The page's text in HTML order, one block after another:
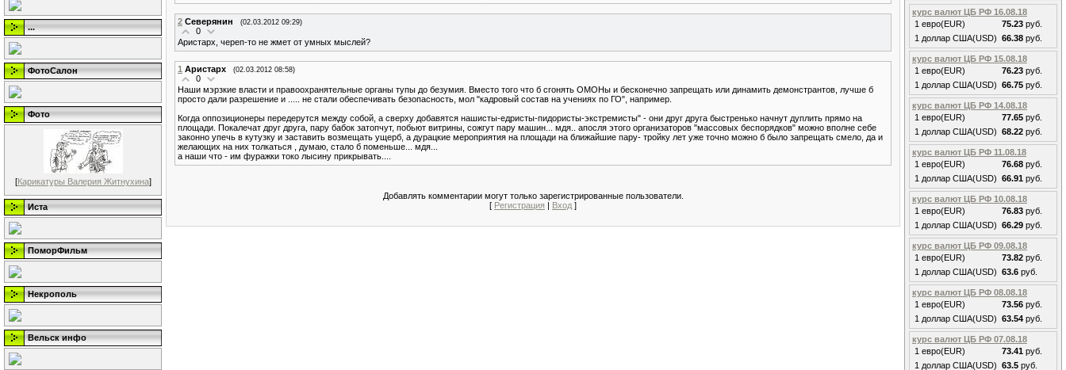
...
ФотоСалон
Фото
[Карикатуры Валерия Житнухина]
Иста
ПоморФильм
Некрополь
Вельск инфо
2 Северянин (02.03.2012 09:29)
0
Аристарх, череп-то не жмет от умных мыслей?
1 Аристарх (02.03.2012 08:58)
0
Наши мэрзкие власти и правоохранятельные органы тупы до безумия. Вместо того что б сгонять ОМОНы и бесконечно запрещать или динамить демонстрантов, лучше б
просто дали разрешение и ..... не стали обеспечивать безопасность, мол "кадровый состав на учениях по ГО", например.
Когда оппозиционеры передерутся между собой, а сверху добавятся нашисты-едристы-пидористы-экстремисты" - они друг друга быстренько начнут дуплить прямо на
площади. Покалечат друг друга, пару бабок затопчут, побьют витрины, сожгут пару машин... мдя.. апосля этого организаторов "массовых беспорядков" можно вполне себе
законно упечь в кутузку и заставить возмещать ущерб, а дурацкие мероприятия на площади на ближайшие пару- тройку лет уже точно можно б было запрещать смело, да и
желающих на них толкаться , думаю, стало б поменьше... мдя...
а наши что - им фуражки токо лысину прикрывать....
Добавлять комментарии могут только зарегистрированные пользователи.
[ Регистрация | Вход ]
курс валют ЦБ РФ 16.08.18
1 евро(EUR)
75.23 руб.
1 доллар США(USD) 66.38 руб.
курс валют ЦБ РФ 15.08.18
1 евро(EUR)
76.23 руб.
1 доллар США(USD) 66.75 руб.
курс валют ЦБ РФ 14.08.18
1 евро(EUR)
77.65 руб.
1 доллар США(USD) 68.22 руб.
курс валют ЦБ РФ 11.08.18
1 евро(EUR)
76.68 руб.
1 доллар США(USD) 66.91 руб.
курс валют ЦБ РФ 10.08.18
1 евро(EUR)
76.83 руб.
1 доллар США(USD) 66.29 руб.
курс валют ЦБ РФ 09.08.18
1 евро(EUR)
73.82 руб.
1 доллар США(USD) 63.6 руб.
курс валют ЦБ РФ 08.08.18
1 евро(EUR)
73.56 руб.
1 доллар США(USD) 63.54 руб.
курс валют ЦБ РФ 07.08.18
1 евро(EUR)
73.41 руб.
1 доллар США(USD) 63.5 руб.